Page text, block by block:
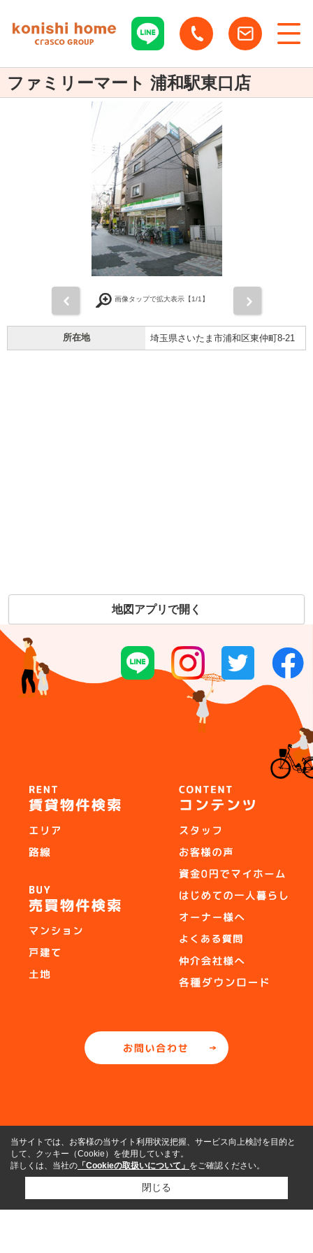
ファミリーマート 浦和駅東口店
画像タップで拡大表示【1/1】
所在地 埼玉県さいたま市浦和区東仲町8-21
地図アプリで開く
当サイトでは、お客様の当サイト利用状況把握、サービス向上検討を目的と
して、クッキー（Cookie）を使用しています。
詳しくは、当社の 「Cookieの取扱いについて」 をご確認ください。
閉じる